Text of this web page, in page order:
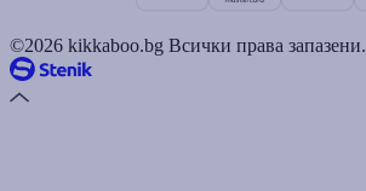
©2026 kikkaboo.bg Всички права запазени.